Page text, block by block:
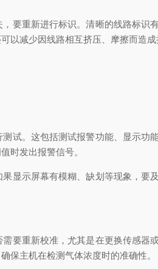
要重新进行标识。清晰的线路标识
以减少因线路相互挤压、摩擦而造成
试。这包括测试报警功能、显示
时发出报警信号。
显示屏幕有模糊、缺划等现象，
要重新校准，尤其是在更换传感
保主机在检测气体浓度时的准确性。